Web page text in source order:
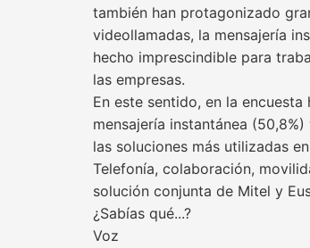
también han protagonizado
videollamadas, la mensajería
hecho imprescindible para
las empresas.
En este sentido, en la
mensajería instantánea
las soluciones más utilizadas
Telefonía, colaboración,
solución conjunta de Mitel y
¿Sabías qué...?
Voz